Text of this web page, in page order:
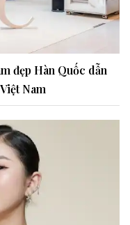
đẹp Hàn Quốc dẫn
Nam